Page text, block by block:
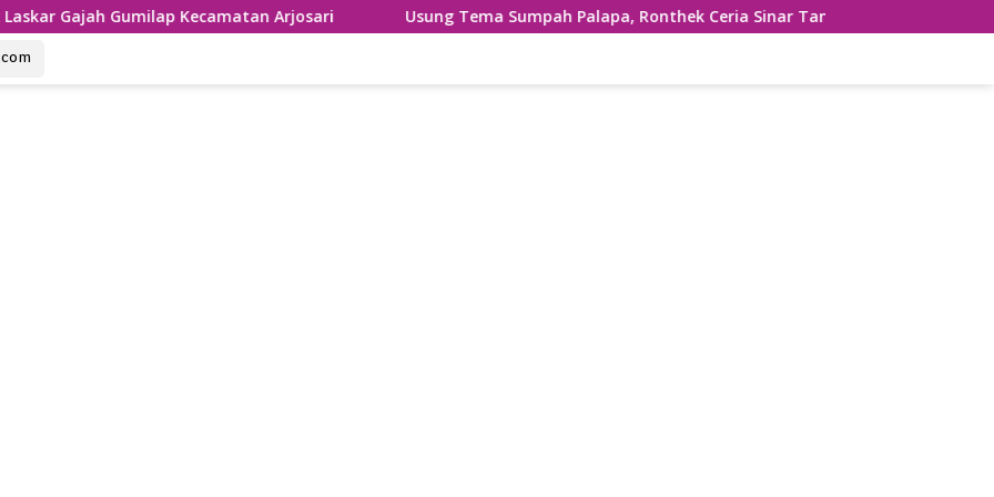
Kecamatan Arjosari Usung Tema Sumpah Palapa, Ronthek Ceria Sinar Tanjung Hibur Masyarakat Pacitan di FRP